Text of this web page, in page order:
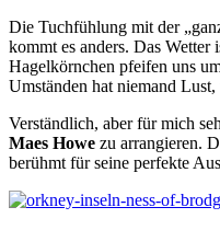
Die Tuchfühlung mit der
kommt es anders. Das
Hagelkörnchen pfeifen uns
Umständen hat niemand
Verständlich, aber für mich
Maes Howe zu arrangieren.
berühmt für seine perfekte